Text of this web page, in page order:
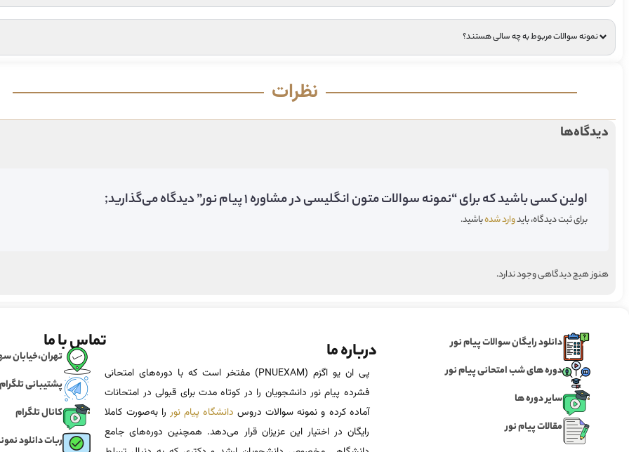
نمونه سوالات مربوط به چه سالی هستند؟
نظرات
دیدگاه‌ها
اولین کسی باشید که برای “نمونه سوالات متون انگلیسی در مشاوره 1 پیام نور” دیدگاه می‌گذارید;
برای ثبت دیدگاه، بایدوارد شدهباشید.
هنوز هیچ دیدگاهی وجود ندارد.
دانلود رایگان سوالات پیام نور
دوره های شب امتحانی پیام نور
سایر دوره ها
مقالات پیام نور
درباره ما
پی ان یو اگزم (PNUEXAM) مفتخر است که با دوره‌های امتحانی
فشرده پیام نور دانشجویان را در کوتاه مدت برای قبولی در امتحانات
آماده‌ کرده و نمونه سوالات دروس دانشگاه پیام نور را به‌صورت کاملا
رایگان در اختیار این عزیزان قرار می‌دهد. همچنین دوره‌های جامع
تماس با ما
تهران،خیابان
پشتیبانی تلگرام
کانال تلگرام
ربات دانلود